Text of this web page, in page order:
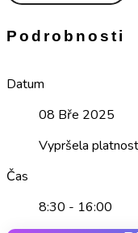
Podrobnosti
Datum
08 Bře 2025
Vypršela platnost
Čas
8:30 - 16:00